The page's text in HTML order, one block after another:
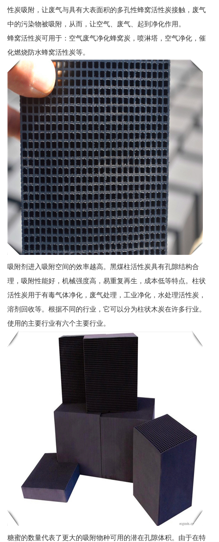
性炭吸附，让废气与具有大表面积的多孔性蜂窝活性炭接触，废气
中的污染物被吸附，从而，让空气、废气、起到净化作用。
蜂窝活性炭可用于：空气废气净化蜂窝炭，喷淋塔，空气净化，催
化燃烧防水蜂窝活性炭等。
吸附剂进入吸附空间的效率越高。黑煤柱活性炭具有孔隙结构合
理，吸附性能好，机械强度高，易重复再生，成本低等特点。柱状
活性炭用于有毒气体净化，废气处理，工业净化，水处理活性炭，
溶剂回收等。根据不同的行业，它可以分为柱状木炭在许多行业。
使用的主要行业有六个主要行业。
糖蜜的数量代表了更大的吸附物种可用的潜在孔隙体积。由于在特